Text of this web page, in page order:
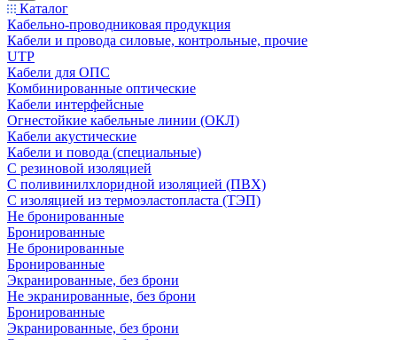
Каталог
Кабельно-проводниковая продукция
Кабели и провода силовые, контрольные, прочие
UTP
Кабели для ОПС
Комбинированные оптические
Кабели интерфейсные
Огнестойкие кабельные линии (ОКЛ)
Кабели акустические
Кабели и повода (специальные)
С резиновой изоляцией
С поливинилхлоридной изоляцией (ПВХ)
С изоляцией из термоэластопласта (ТЭП)
Не бронированные
Бронированные
Не бронированные
Бронированные
Экранированные, без брони
Не экранированные, без брони
Бронированные
Экранированные, без брони